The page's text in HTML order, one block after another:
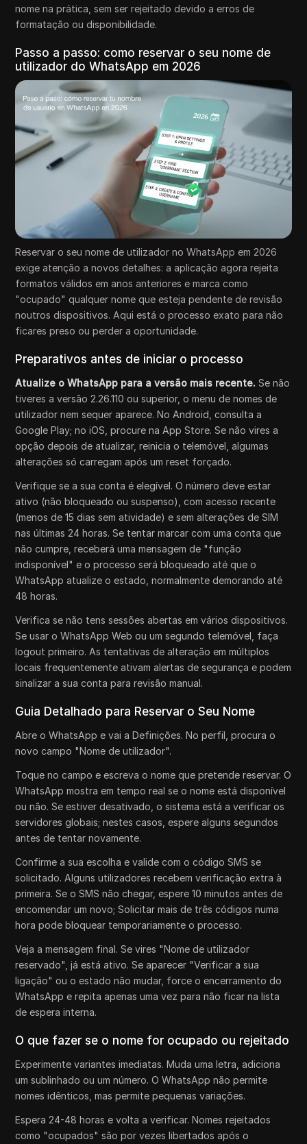
nome na prática, sem ser rejeitado devido a erros de
formatação ou disponibilidade.
Passo a passo: como reservar o seu nome de
utilizador do WhatsApp em 2026
Reservar o seu nome de utilizador no WhatsApp em 2026
exige atenção a novos detalhes: a aplicação agora rejeita
formatos válidos em anos anteriores e marca como
"ocupado" qualquer nome que esteja pendente de revisão
noutros dispositivos. Aqui está o processo exato para não
ficares preso ou perder a oportunidade.
Preparativos antes de iniciar o processo
Atualize o WhatsApp para a versão mais recente. Se não
tiveres a versão 2.26.110 ou superior, o menu de nomes de
utilizador nem sequer aparece. No Android, consulta a
Google Play; no iOS, procure na App Store. Se não vires a
opção depois de atualizar, reinicia o telemóvel, algumas
alterações só carregam após um reset forçado.
Verifique se a sua conta é elegível. O número deve estar
ativo (não bloqueado ou suspenso), com acesso recente
(menos de 15 dias sem atividade) e sem alterações de SIM
nas últimas 24 horas. Se tentar marcar com uma conta que
não cumpre, receberá uma mensagem de "função
indisponível" e o processo será bloqueado até que o
WhatsApp atualize o estado, normalmente demorando até
48 horas.
Verifica se não tens sessões abertas em vários dispositivos.
Se usar o WhatsApp Web ou um segundo telemóvel, faça
logout primeiro. As tentativas de alteração em múltiplos
locais frequentemente ativam alertas de segurança e podem
sinalizar a sua conta para revisão manual.
Guia Detalhado para Reservar o Seu Nome
Abre o WhatsApp e vai a Definições. No perfil, procura o
novo campo "Nome de utilizador".
Toque no campo e escreva o nome que pretende reservar. O
WhatsApp mostra em tempo real se o nome está disponível
ou não. Se estiver desativado, o sistema está a verificar os
servidores globais; nestes casos, espere alguns segundos
antes de tentar novamente.
Confirme a sua escolha e valide com o código SMS se
solicitado. Alguns utilizadores recebem verificação extra à
primeira. Se o SMS não chegar, espere 10 minutos antes de
encomendar um novo; Solicitar mais de três códigos numa
hora pode bloquear temporariamente o processo.
Veja a mensagem final. Se vires "Nome de utilizador
reservado", já está ativo. Se aparecer "Verificar a sua
ligação" ou o estado não mudar, force o encerramento do
WhatsApp e repita apenas uma vez para não ficar na lista
de espera interna.
O que fazer se o nome for ocupado ou rejeitado
Experimente variantes imediatas. Muda uma letra, adiciona
um sublinhado ou um número. O WhatsApp não permite
nomes idênticos, mas permite pequenas variações.
Espera 24-48 horas e volta a verificar. Nomes rejeitados
como "ocupados" são por vezes libertados após o